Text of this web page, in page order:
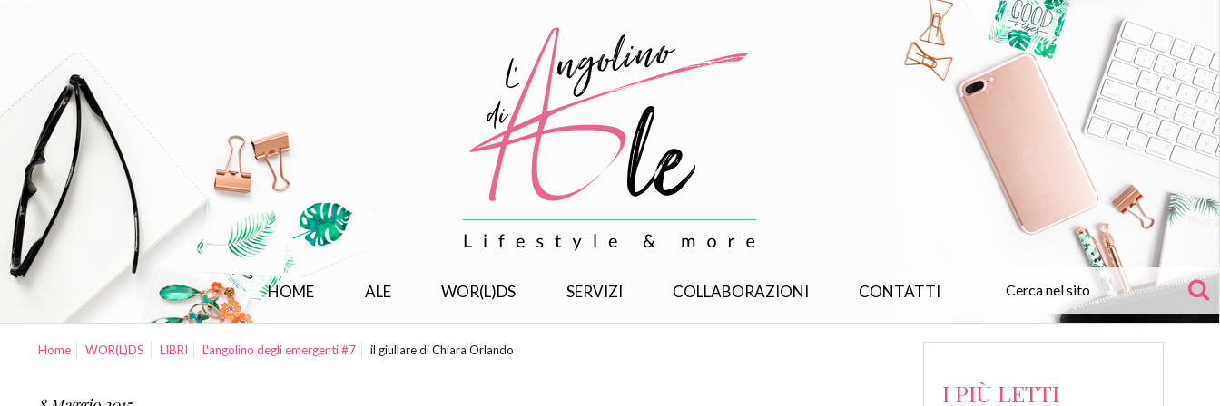
HOME ALE WOR(L)DS SERVIZI COLLABORAZIONI CONTATTI
Home WOR(L)DS LIBRI L'angolino degli emergenti #7 il giullare di Chiara Orlando
I PIÙ LETTI